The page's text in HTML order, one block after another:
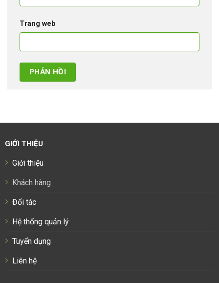
Trang web
GIỚI THIỆU
Giới thiệu
Khách hàng
Đối tác
Hệ thống quản lý
Tuyển dụng
Liên hệ